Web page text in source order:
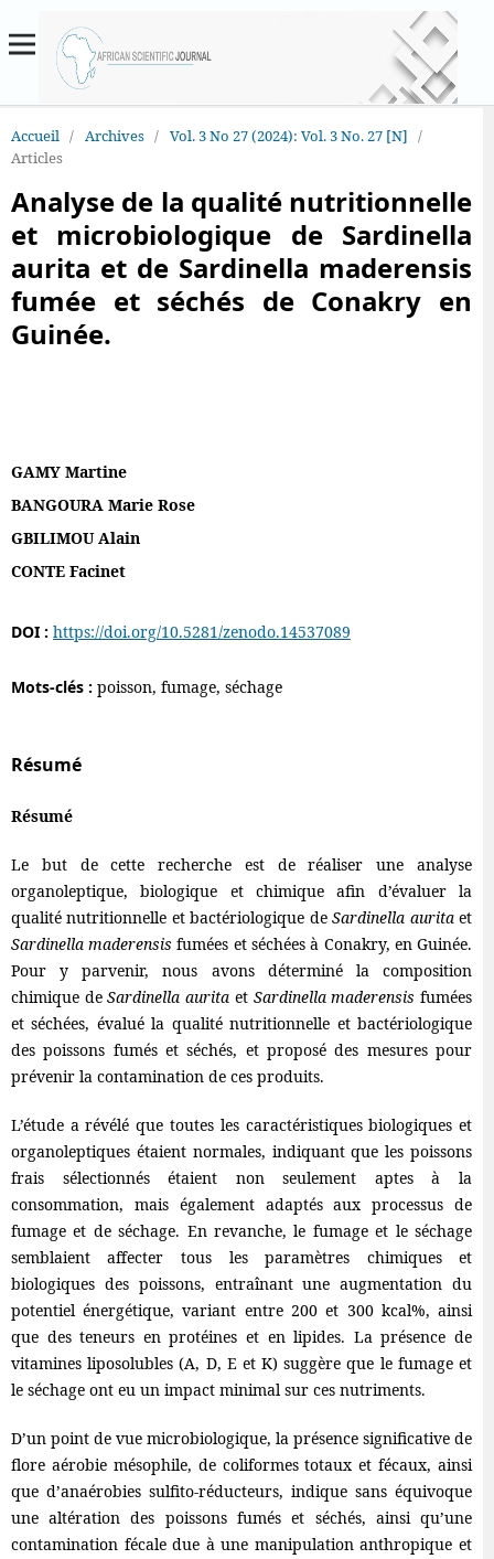
Accueil / Archives / Vol. 3 No 27 (2024): Vol. 3 No. 27 [N] /
Articles
Analyse de la qualité nutritionnelle
et microbiologique de Sardinella
aurita et de Sardinella maderensis
fumée et séchés de Conakry en
Guinée.
GAMY Martine
BANGOURA Marie Rose
GBILIMOU Alain
CONTE Facinet
DOI : https://doi.org/10.5281/zenodo.14537089
Mots-clés : poisson, fumage, séchage
Résumé
Résumé
Le but de cette recherche est de réaliser une analyse
organoleptique, biologique et chimique afin d’évaluer la
qualité nutritionnelle et bactériologique deSardinella auritaet
Sardinella maderensis fumées et séchées à Conakry, en Guinée.
Pour y parvenir, nous avons déterminé la composition
chimique deSardinella aurita et Sardinella maderensis fumées
et séchées, évalué la qualité nutritionnelle et bactériologique
des poissons fumés et séchés, et proposé des mesures pour
prévenir la contamination de ces produits.
L’étude a révélé que toutes les caractéristiques biologiques et
organoleptiques étaient normales, indiquant que les poissons
frais sélectionnés étaient non seulement aptes à la
consommation, mais également adaptés aux processus de
fumage et de séchage. En revanche, le fumage et le séchage
semblaient affecter tous les paramètres chimiques et
biologiques des poissons, entraînant une augmentation du
potentiel énergétique, variant entre 200 et 300 kcal%, ainsi
que des teneurs en protéines et en lipides. La présence de
vitamines liposolubles (A, D, E et K) suggère que le fumage et
le séchage ont eu un impact minimal sur ces nutriments.
D’un point de vue microbiologique, la présence significative de
flore aérobie mésophile, de coliformes totaux et fécaux, ainsi
que d’anaérobies sulfito-réducteurs, indique sans équivoque
une altération des poissons fumés et séchés, ainsi qu’une
contamination fécale due à une manipulation anthropique et